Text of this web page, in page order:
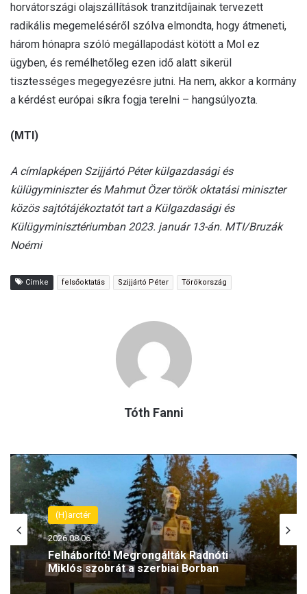
horvátországi olajszállítások tranzitdíjainak tervezett
radikális megemeléséről szólva elmondta, hogy átmeneti,
három hónapra szóló megállapodást kötött a Mol ez
ügyben, és remélhetőleg ezen idő alatt sikerül
tisztességes megegyezésre jutni. Ha nem, akkor a kormány
a kérdést európai síkra fogja terelni – hangsúlyozta.
(MTI)
A címlapképen Szijjártó Péter külgazdasági és
külügyminiszter és Mahmut Özer török oktatási miniszter
közös sajtótájékoztatót tart a Külgazdasági és
Külügyminisztériumban 2023. január 13-án. MTI/Bruzák
Noémi
Címke felsőoktatás Szijjártó Péter Törökország
Tóth Fanni
(H)arctér
2026.08.06.
(H)arctér
2026.08.06.